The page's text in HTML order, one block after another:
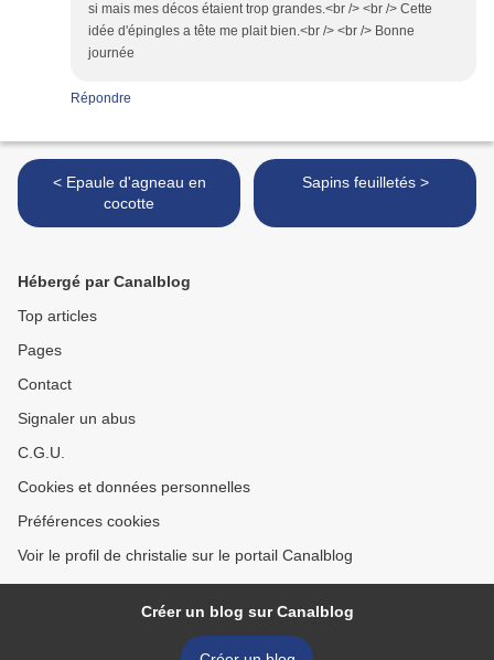
si mais mes décos étaient trop grandes.<br /> <br /> Cette
idée d'épingles a tête me plait bien.<br /> <br /> Bonne
journée
Répondre
< Epaule d'agneau en
cocotte
Sapins feuilletés >
Hébergé par Canalblog
Top articles
Pages
Contact
Signaler un abus
C.G.U.
Cookies et données personnelles
Préférences cookies
Voir le profil de christalie sur le portail Canalblog
Créer un blog sur Canalblog